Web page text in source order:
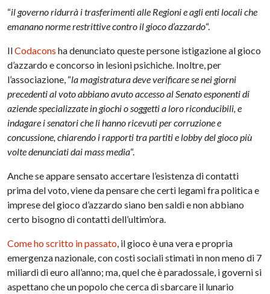
“il governo ridurrà i trasferimenti alle Regioni e agli enti locali che
emanano norme restrittive contro il gioco d’azzardo“.
IlCodacons ha denunciato queste persone istigazione al gioco
d’azzardo e concorso in lesioni psichiche. Inoltre, per
l’associazione, “la magistratura deve verificare se nei giorni
precedenti al voto abbiano avuto accesso al Senato esponenti di
aziende specializzate in giochi o soggetti a loro riconducibili, e
indagare i senatori che li hanno ricevuti per corruzione e
concussione, chiarendo i rapporti tra partiti e lobby del gioco più
volte denunciati dai mass media“.
Anche se appare sensato accertare l’esistenza di contatti
prima del voto, viene da pensare che certi legami fra politica e
imprese del gioco d’azzardo siano ben saldi e non abbiano
certo bisogno di contatti dell’ultim’ora.
Come ho scritto in passato, il gioco è una vera e propria
emergenza nazionale, con costi sociali stimati in non meno di 7
miliardi di euro all’anno; ma, quel che è paradossale, i governi si
aspettano che un popolo che cerca di sbarcare il lunario